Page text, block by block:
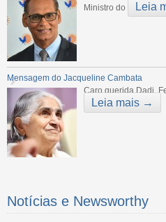
Ministro do
Leia
Mensagem do Jacqueline Cambata
Caro querida Dadi,
Leia mais →
Notícias e Newsworthy